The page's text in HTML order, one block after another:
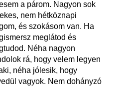
a párom. Nagyon sok
nem hétköznapi
és szokásom van. Ha
meglátod és
Néha nagyon
rá, hogy velem legyen
néha jólesik, hogy
vagyok. Nem dohányzó